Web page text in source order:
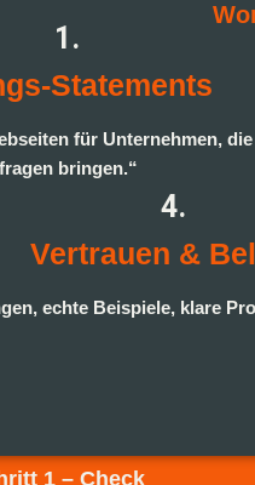
1.
Statements
für Unternehmen, die
bringen.“
4.
Vertrauen &
echte Beispiele, klare
1 – Check